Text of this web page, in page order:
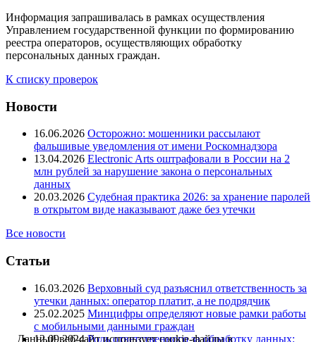
Информация запрашивалась в рамках осуществления
Управлением государственной функции по формированию
реестра операторов, осуществляющих обработку
персональных данных граждан.
К списку проверок
Новости
16.06.2026 Осторожно: мошенники рассылают
фальшивые уведомления от имени Роскомнадзора
13.04.2026 Electronic Arts оштрафовали в России на 2
млн рублей за нарушение закона о персональных
данных
20.03.2026 Судебная практика 2026: за хранение паролей
в открытом виде наказывают даже без утечки
Все новости
Статьи
16.03.2026 Верховный суд разъяснил ответственность за
утечки данных: оператор платит, а не подрядчик
25.02.2025 Минцифры определяют новые рамки работы
с мобильными данными граждан
12.09.2024 Роль ответственного за обработку данных:
Данный веб-сайт использует cookie-файлы в